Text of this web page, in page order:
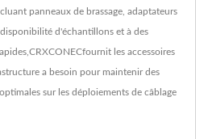
panneaux de brassage, adaptateurs
d'échantillons et à des
les accessoires
a besoin pour maintenir des
sur les déploiements de câblage